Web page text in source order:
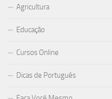
Agricultura
Educação
Cursos Online
Dicas de Português